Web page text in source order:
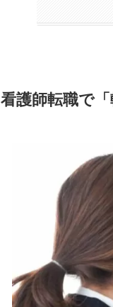
看護師転職で